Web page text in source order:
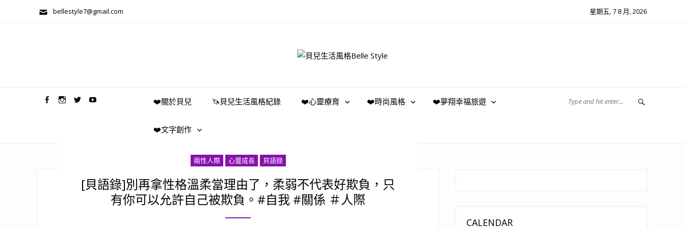
bellestyle7@gmail.com 星期五, 7 8 月, 2026
❤️關於貝兒 🦄️貝兒生活風格紀錄 ❤️心靈療育 ❤️時尚風格 ❤️夢翔幸福旅遊
❤️文字創作
兩性人際 心靈成長 貝語錄
[貝語錄]別再拿性格溫柔當理由了，柔弱不代表好欺負，只
有你可以允許自己被欺負。#自我 #關係 ＃人際
CALENDAR